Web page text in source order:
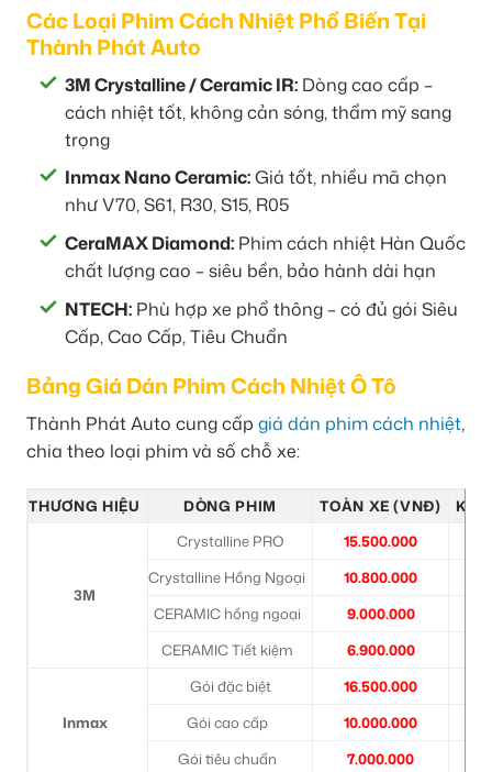
Các Loại Phim Cách Nhiệt Phổ Biến Tại
Thành Phát Auto
3M Crystalline / Ceramic IR: Dòng cao cấp –
cách nhiệt tốt, không cản sóng, thẩm mỹ sang
trọng
Inmax Nano Ceramic:Giá tốt, nhiều mã chọn
như V70, S61, R30, S15, R05
CeraMAX Diamond: Phim cách nhiệt Hàn Quốc
chất lượng cao – siêu bền, bảo hành dài hạn
NTECH: Phù hợp xe phổ thông – có đủ gói Siêu
Cấp, Cao Cấp, Tiêu Chuẩn
Bảng Giá Dán Phim Cách Nhiệt Ô Tô
Thành Phát Auto cung cấp giá dán phim cách nhiệt,
chia theo loại phim và số chỗ xe:
THƯƠNG HIỆU DÒNG PHIM TOÀN XE (VNĐ)
3M
Crystalline PRO 15.500.000
Crystalline Hồng Ngoại
10.800.000
CERAMIC hồng ngoại
9.000.000
CERAMIC Tiết kiệm
6.900.000
Inmax
Gói đặc biệt 16.500.000
Gói cao cấp
10.000.000
Gói tiêu chuẩn
7.000.000